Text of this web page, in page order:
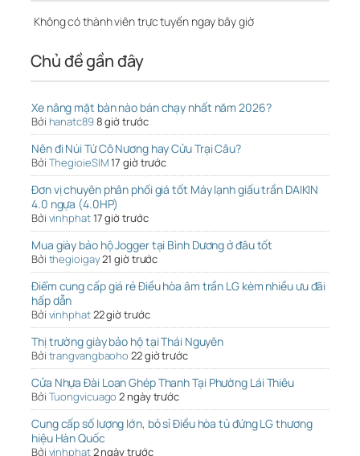
Không có thành viên trực tuyến ngay bây giờ
Chủ đề gần đây
Xe nâng mặt bàn nào bán chạy nhất năm 2026?
Bởi hanatc898 giờ trước
Nên đi Núi Tứ Cô Nương hay Cửu Trại Câu?
Bởi ThegioieSIM17 giờ trước
Đơn vị chuyên phân phối giá tốt Máy lạnh giấu trần DAIKIN
4.0 ngựa (4.0HP)
Bởi vinhphat17 giờ trước
Mua giày bảo hộ Jogger tại Bình Dương ở đâu tốt
Bởi thegioigay21 giờ trước
Điểm cung cấp giá rẻ Điều hòa âm trần LG kèm nhiều ưu đãi
hấp dẫn
Bởi vinhphat22 giờ trước
Thị trường giày bảo hộ tại Thái Nguyên
Bởi trangvangbaoho 22 giờ trước
Cửa Nhựa Đài Loan Ghép Thanh Tại Phường Lái Thiêu
Bởi Tuongvicuago 2 ngày trước
Cung cấp số lượng lớn, bỏ sỉ Điều hòa tủ đứng LG thương
hiệu Hàn Quốc
Bởi vinhphat2 ngày trước